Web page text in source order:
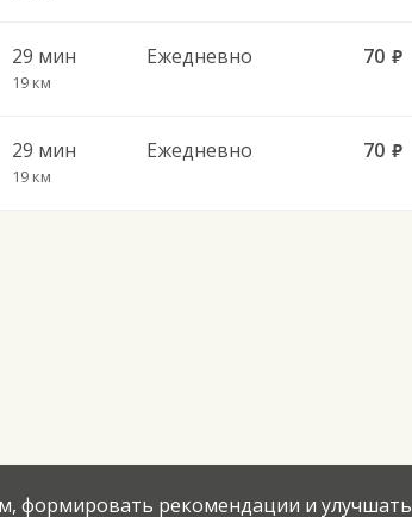
29 мин
19 км
Ежедневно 70 руб.
29 мин
19 км
Ежедневно 70 руб.
формировать рекомендации и улучшать